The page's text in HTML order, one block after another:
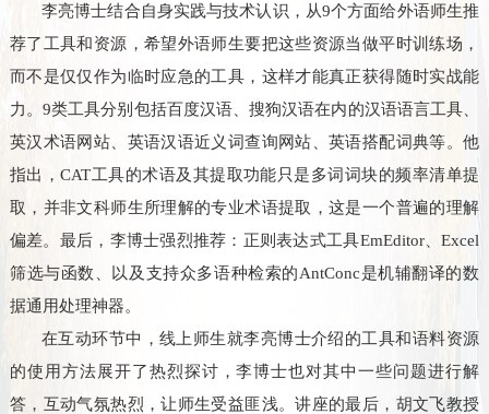
李亮博士结合自身实践与技术认识，从9个方面给外语师生推
荐了工具和资源，希望外语师生要把这些资源当做平时训练场，
而不是仅仅作为临时应急的工具，这样才能真正获得随时实战能
力。9类工具分别包括百度汉语、搜狗汉语在内的汉语语言工具、
英汉术语网站、英语汉语近义词查询网站、英语搭配词典等。他
指出，CAT工具的术语及其提取功能只是多词词块的频率清单提
取，并非文科师生所理解的专业术语提取，这是一个普遍的理解
偏差。最后，李博士强烈推荐：正则表达式工具EmEditor、Excel
筛选与函数、以及支持众多语种检索的AntConc是机辅翻译的数
据通用处理神器。
在互动环节中，线上师生就李亮博士介绍的工具和语料资源
的使用方法展开了热烈探讨，李博士也对其中一些问题进行解
答，互动气氛热烈，让师生受益匪浅。讲座的最后， 胡文飞教授